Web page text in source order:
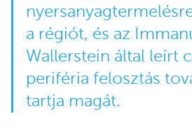
a régiót, és az
Wallerstein által leírt
periféria felosztás
tartja magát.